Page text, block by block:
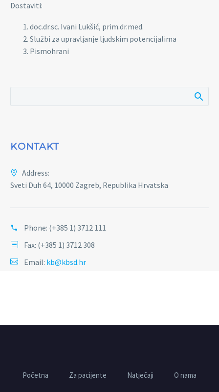
Dostaviti:
doc.dr.sc. Ivani Lukšić, prim.dr.med.
Službi za upravljanje ljudskim potencijalima
Pismohrani
KONTAKT
Address:
Sveti Duh 64, 10000 Zagreb, Republika Hrvatska
Phone: (+385 1) 3712 111
Fax: (+385 1) 3712 308
Email: kb@kbsd.hr
Početna Za pacijente Natječaji O nama